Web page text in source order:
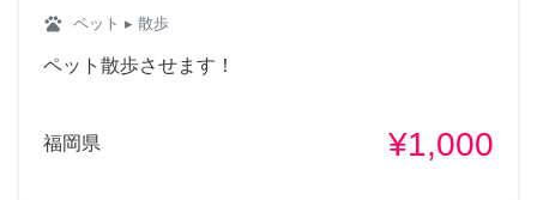
pets ペット ▸ 散歩
ペット散歩させます！
福岡県 ¥1,000